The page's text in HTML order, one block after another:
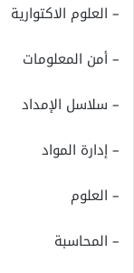
– العلوم الاكتوارية
– أمن المعلومات
– سلاسل الإمداد
– إدارة المواد
– العلوم
– المحاسبة